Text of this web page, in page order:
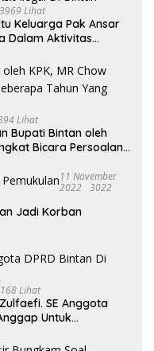
3969 Lihat
Keluarga Pak Ansar
Dalam Aktivitas
Lihat
Bupati Bintan oleh
Bicara Persoalan
11 November
2022 3022
Jadi Korban
Lihat
SE Anggota
Untuk